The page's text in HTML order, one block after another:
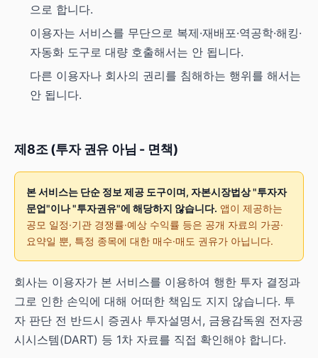
으로 합니다.
이용자는 서비스를 무단으로 복제·재배포·역공학·해킹·
자동화 도구로 대량 호출해서는 안 됩니다.
다른 이용자나 회사의 권리를 침해하는 행위를 해서는
안 됩니다.
제8조 (투자 권유 아님 - 면책)
본 서비스는 단순 정보 제공 도구이며, 자본시장법상 "투자자
문업"이나 "투자권유"에 해당하지 않습니다. 앱이 제공하는
공모 일정·기관 경쟁률·예상 수익률 등은 공개 자료의 가공·
요약일 뿐, 특정 종목에 대한 매수·매도 권유가 아닙니다.
회사는 이용자가 본 서비스를 이용하여 행한 투자 결정과
그로 인한 손익에 대해 어떠한 책임도 지지 않습니다. 투
자 판단 전 반드시 증권사 투자설명서, 금융감독원 전자공
시시스템(DART) 등 1차 자료를 직접 확인해야 합니다.